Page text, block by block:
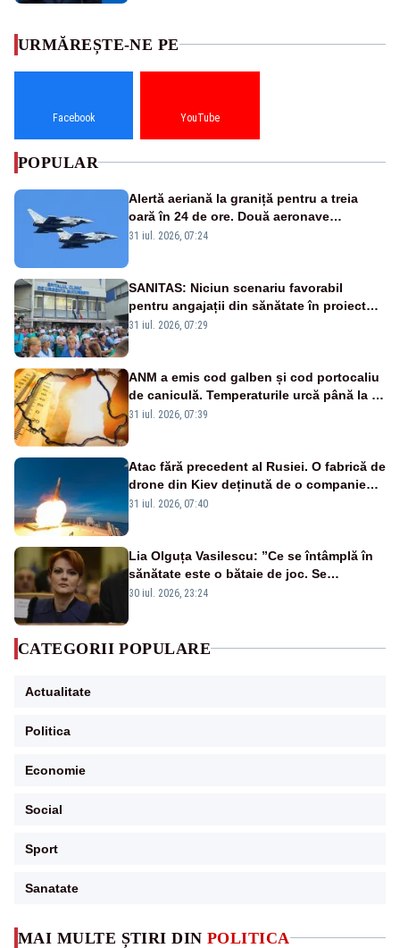
MAI MULTE ȘTIRI DIN POLITICA
URMĂREȘTE-NE PE
Facebook YouTube
POPULAR
Alertă aeriană la graniță pentru a treia
oară în 24 de ore. Două aeronave
Eurofighter britanice au fost ridicate de la
31 iul. 2026, 07:24
SANITAS: Niciun scenariu favorabil
pentru angajații din sănătate în proiectul
Legii salarizării
31 iul. 2026, 07:29
ANM a emis cod galben și cod portocaliu
de caniculă. Temperaturile urcă până la 38
de grade, iar nopțile devin tropicale
31 iul. 2026, 07:39
Atac fără precedent al Rusiei. O fabrică de
drone din Kiev deținută de o companie
americană, distrusă de o rachetă
31 iul. 2026, 07:40
Lia Olguța Vasilescu: ”Ce se întâmplă în
sănătate este o bătaie de joc. Se
guvernează extraordinar de prost”
30 iul. 2026, 23:24
CATEGORII POPULARE
Actualitate
Politica
Economie
Social
Sport
Sanatate